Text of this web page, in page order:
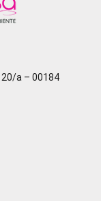
a – 00184